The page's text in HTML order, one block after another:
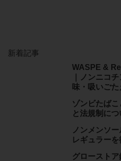
新着記事
WASPE &
｜ノンニコ
味・吸いご
ゾンビたば
と法規制に
ノンメンソ
レギュラーを
グロースト